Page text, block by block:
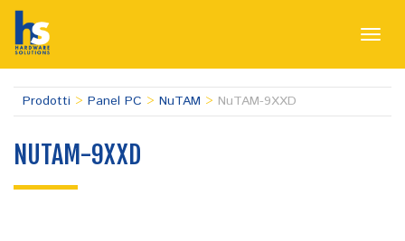
Prodotti > Panel PC > NuTAM > NuTAM-9XXD
NUTAM-9XXD